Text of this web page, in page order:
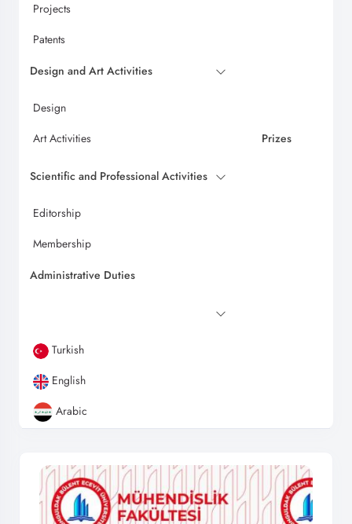
Projects
Patents
Design and Art Activities
Design
Art Activities
Prizes
Scientific and Professional Activities
Editorship
Membership
Administrative Duties
Turkish
English
Arabic